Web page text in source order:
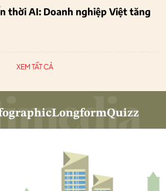
thời AI: Doanh nghiệp Việt tăng
XEM TẤT CẢ
LongformQuizz